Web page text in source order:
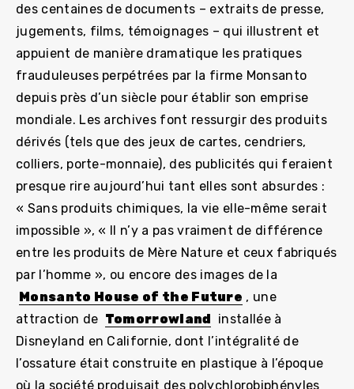
des centaines de documents – extraits de presse,
jugements, films, témoignages – qui illustrent et
appuient de manière dramatique les pratiques
frauduleuses perpétrées par la firme Monsanto
depuis près d’un siècle pour établir son emprise
mondiale. Les archives font ressurgir des produits
dérivés (tels que des jeux de cartes, cendriers,
colliers, porte-monnaie), des publicités qui feraient
presque rire aujourd’hui tant elles sont absurdes :
« Sans produits chimiques, la vie elle-même serait
impossible », « Il n’y a pas vraiment de différence
entre les produits de Mère Nature et ceux fabriqués
par l’homme », ou encore des images de la
Monsanto House of the Future , une
attraction de Tomorrowland installée à
Disneyland en Californie, dont l’intégralité de
l’ossature était construite en plastique à l’époque
où la société produisait des polychlorobiphényles